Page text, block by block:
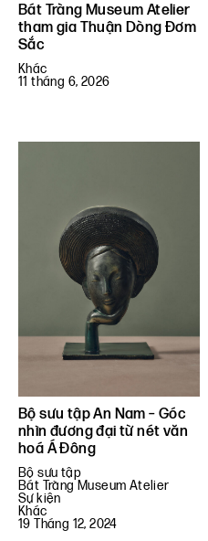
Bát Tràng Museum Atelier
tham gia Thuận Dòng Đơm
Sắc
Khác
11 tháng 6, 2026
Bộ sưu tập An Nam – Góc
nhìn đương đại từ nét văn
hoá Á Đông
Bộ sưu tập
Bát Tràng Museum Atelier
Sự kiện
Khác
19 Tháng 12, 2024